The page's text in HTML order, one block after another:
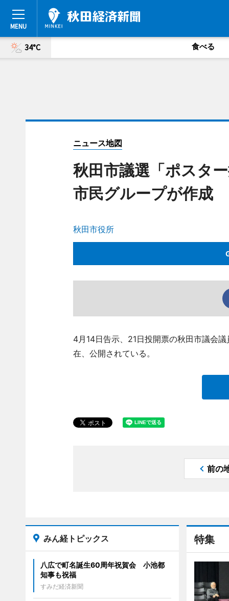
34°C 食べる
ニュース地図
秋田市議選「ポスタ
市民グループが作成
秋田市役所
4月14日告示、21日投開票の秋田市議会
在、公開されている。
前の
特集
みん経トピックス
八広で町名誕生60周年祝賀会 小池都
知事も祝福
すみだ経済新聞